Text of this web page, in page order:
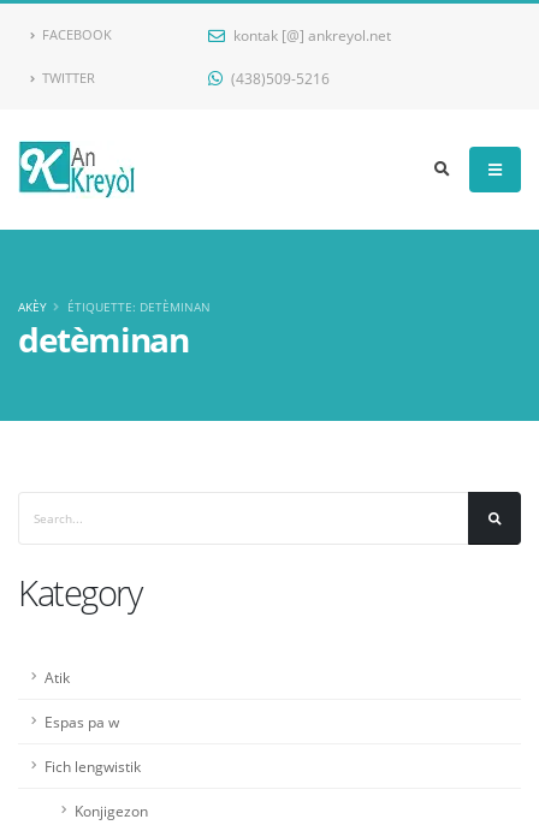
FACEBOOK
TWITTER
kontak [@] ankreyol.net
(438)509-5216
Ankreyol
detèminan
AKÈY ÉTIQUETTE: DETÈMINAN
Kategory
Atik
Espas pa w
Fich lengwistik
Konjigezon